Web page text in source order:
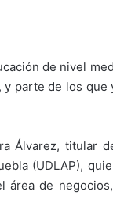
de nivel
parte de los
Álvarez, titular
(UDLAP),
área de